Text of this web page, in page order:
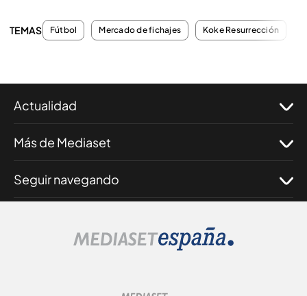
TEMAS Fútbol Mercado de fichajes Koke Resurrección
Actualidad
Más de Mediaset
Seguir navegando